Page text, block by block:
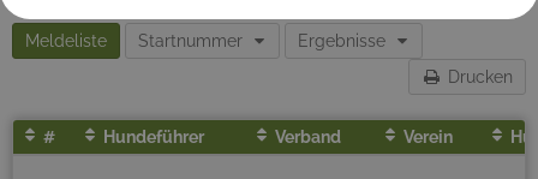
Meldeliste Startnummer
Ergebnisse
Drucken
# Hundeführer Verband Verein